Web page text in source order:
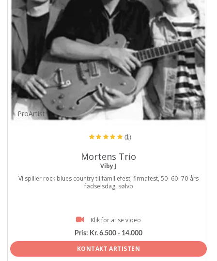
ProArtist
(1)
Mortens Trio
Viby J
Vi spiller rock blues country til familiefest, firmafest, 50- 60- 70-års
fødselsdag, sølvb
Klik for at se video
Pris: Kr. 6.500 - 14.000
KONTAKT ARTISTEN